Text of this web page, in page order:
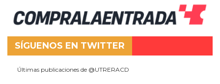
SÍGUENOS EN TWITTER
Últimas publicaciones de @UTRERACD